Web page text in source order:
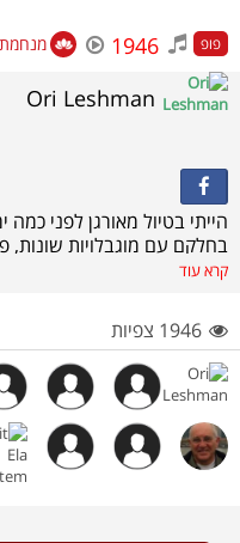
פופ 1946 מנחמת
Ori Leshman
הייתי בטיול מאורגן לפני
בחלקם עם מוגבלויות שונות,
וכלל הליכות מרובות, טיפוס
בבני הזוג הפחות הבריאים
פשוטים.
השיר הזה מוקדש לכל בנות
בשני וממשיכים לטייל, לחוות
קרא עוד
1946 צפיות